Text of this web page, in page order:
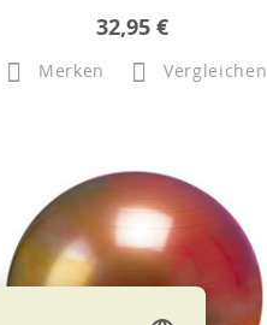
32,95 €
Merken Vergleichen